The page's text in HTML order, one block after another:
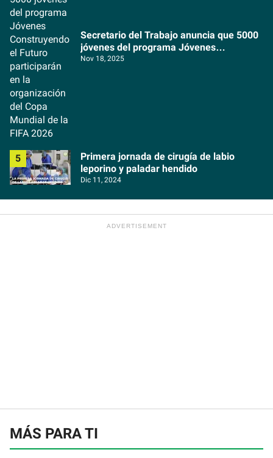
Secretario del Trabajo anuncia que 5000
jóvenes del programa Jóvenes
Construyendo el Futuro participarán en la
Nov 18, 2025
Primera jornada de cirugía de labio
leporino y paladar hendido
Dic 11, 2024
MÁS PARA TI